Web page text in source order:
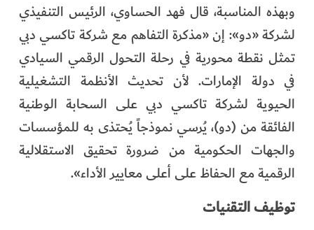
وبهذه المناسبة، قال فهد الحساوي، الرئيس التنفيذي
لشركة «دو»: إن «مذكرة التفاهم مع شركة تاكسي دبي
تمثل نقطة محورية في رحلة التحول الرقمي السيادي
في دولة الإمارات. لأن تحديث الأنظمة التشغيلية
الحيوية لشركة تاكسي دبي على السحابة الوطنية
الفائقة من (دو)، يُرسي نموذجاً يُحتذى به للمؤسسات
والجهات الحكومية من ضرورة تحقيق الاستقلالية
الرقمية مع الحفاظ على أعلى معايير الأداء».
توظيف التقنيات